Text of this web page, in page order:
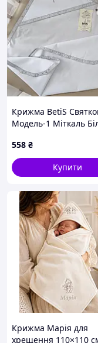
Крижма BetiS
Модель-1 Міткаль
558 ₴
Купити
Крижма Марія для
хрещення 110×110